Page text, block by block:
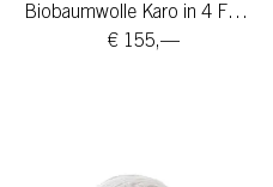
Biobaumwolle Karo in 4 Farben
€ 155,—